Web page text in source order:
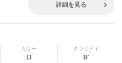
詳細を見る
カラー
D
クラリティ
IF